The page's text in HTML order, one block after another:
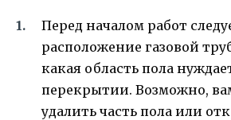
Перед началом работ
расположение газовой
какая область пола
перекрытии. Возможно,
удалить часть пола или